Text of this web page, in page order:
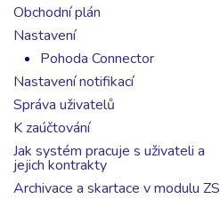
Obchodní plán
Nastavení
Pohoda Connector
Nastavení notifikací
Správa uživatelů
K zaúčtování
Jak systém pracuje s uživateli a
jejich kontrakty
Archivace a skartace v modulu ZS